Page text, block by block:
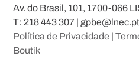
Av. do Brasil, 101, 1700-066
T: 218 443 307 | gpbe@lnec.pt
Política de Privacidade |
Boutik